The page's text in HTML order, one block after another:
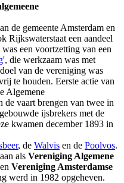
de gemeente Amsterdam en
Rijkswaterstaat een aandeel
een voortzetting van een
', die werkzaam was met
van de vereniging was
te houden. Eerste actie van
Algemene
de vaart brengen van twee in
ijsbrekers met de
kwamen december 1893 in
, de Walvis en de Poolvos.
als Vereniging Algemene
en Vereniging Amsterdamse
werd in 1982 opgeheven.